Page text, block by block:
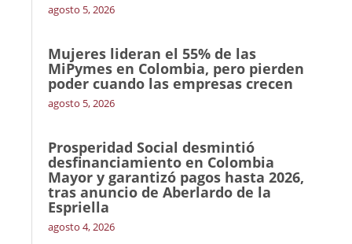
agosto 5, 2026
Mujeres lideran el 55% de las
MiPymes en Colombia, pero pierden
poder cuando las empresas crecen
agosto 5, 2026
Prosperidad Social desmintió
desfinanciamiento en Colombia
Mayor y garantizó pagos hasta 2026,
tras anuncio de Aberlardo de la
Espriella
agosto 4, 2026